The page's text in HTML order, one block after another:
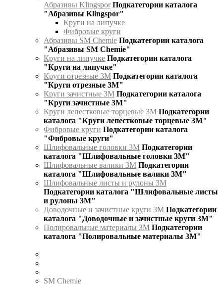
Абразивы Klingspor Подкатегории каталога
"Абразивы Klingspor"
Круги на липучке
Фибровые круги
Абразивы SM Chemie Подкатегории каталога
"Абразивы SM Chemie"
Круги на липучке Подкатегории каталога
"Круги на липучке"
Круги отрезные 3М Подкатегории каталога
"Круги отрезные 3М"
Круги зачистные 3М Подкатегории каталога
"Круги зачистные 3М"
Круги лепестковые торцевые 3М Подкатегории
каталога "Круги лепестковые торцевые 3М"
Фибровые круги Подкатегории каталога
"Фибровые круги"
Шлифовальные головки 3М Подкатегории
каталога "Шлифовальные головки 3М"
Шлифовальные валики 3М Подкатегории
каталога "Шлифовальные валики 3М"
Шлифовальные листы и рулоны 3М
Подкатегории каталога "Шлифовальные листы
и рулоны 3М"
Доводочные и зачистные круги 3М Подкатегории
каталога "Доводочные и зачистные круги 3М"
Полировальные материалы 3М Подкатегории
каталога "Полировальные материалы 3М"
SM Chemie